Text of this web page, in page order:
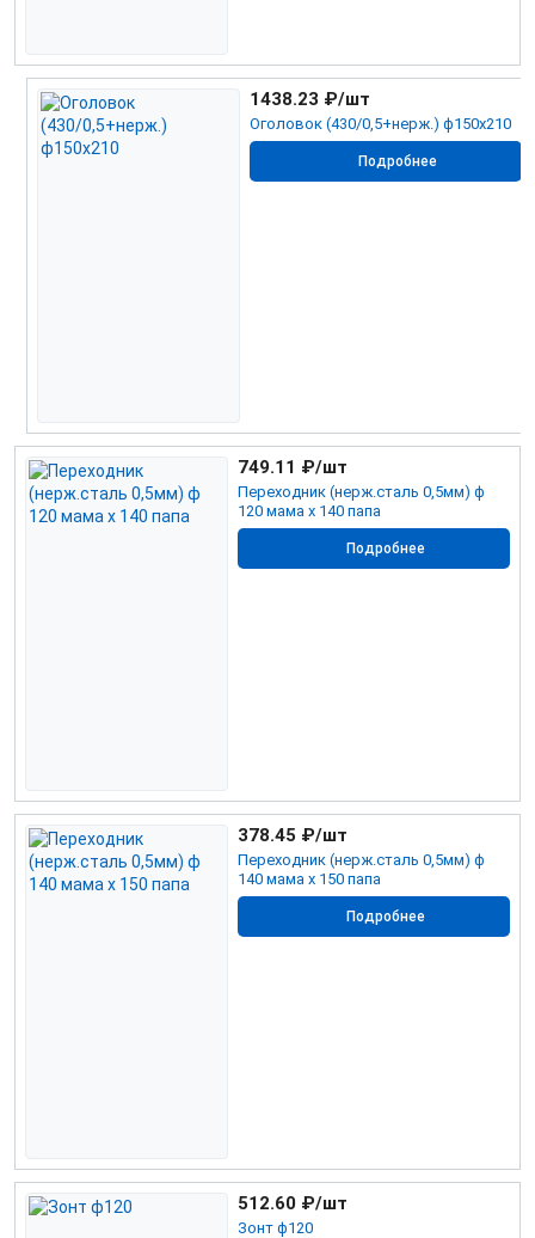
Оголовок (430/0,5+нерж.) ф150х210
1438.23 ₽/шт
Подробнее
Переходник (нерж.сталь 0,5мм) ф
120 мама х 140 папа
749.11 ₽/шт
Подробнее
Переходник (нерж.сталь 0,5мм) ф
140 мама х 150 папа
378.45 ₽/шт
Подробнее
Зонт ф120
512.60 ₽/шт